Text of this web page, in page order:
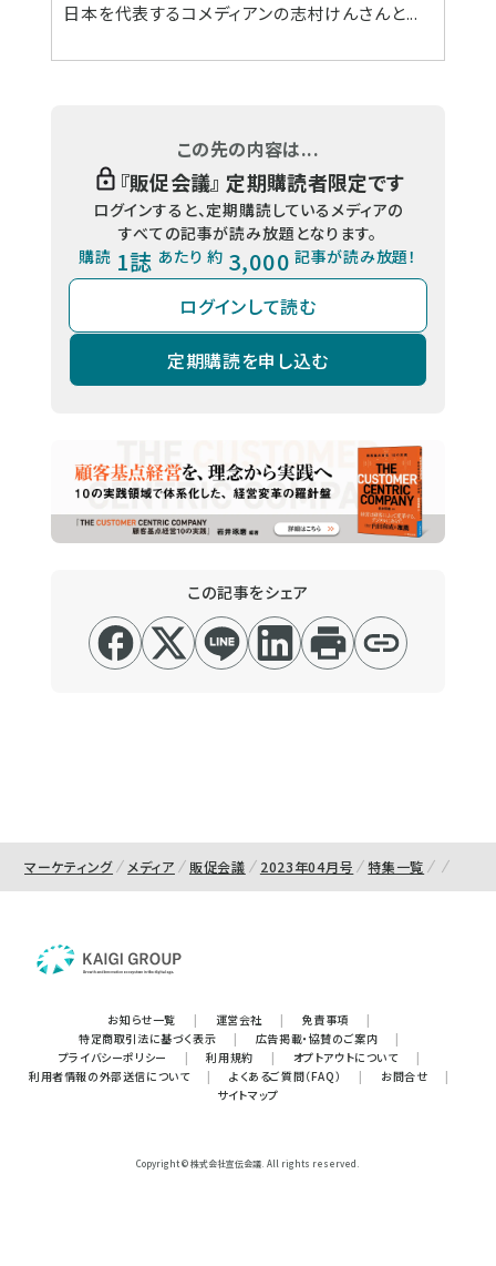
日本を代表するコメディアンの志村けんさんと...
この先の内容は...
『販促会議』 定期購読者限定です
ログインすると、定期購読しているメディアの
すべての記事が読み放題となります。
購読 1誌 あたり 約 3,000 記事が読み放題！
ログインして読む
定期購読を申し込む
この記事をシェア
マーケティング メディア 販促会議 2023年04月号 特集一覧
お知らせ一覧 | 運営会社 | 免責事項
|
特定商取引法に基づく表示
| 広告掲載・協賛のご案内
|
プライバシーポリシー
| 利用規約 | オプトアウトについて
|
利用者情報の外部送信について
| よくあるご質問（FAQ） | お問合せ
|
サイトマップ
Copyright © 株式会社宣伝会議. All rights reserved.